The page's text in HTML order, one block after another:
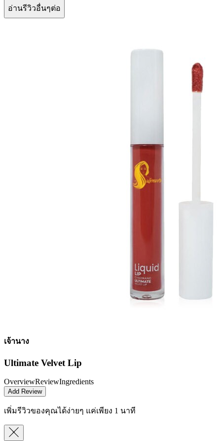
อ่านรีวิวอื่นๆต่อ
เจ้านาง
Ultimate Velvet Lip
OverviewReviewIngredients
Add Review
เพิ่มรีวิวของคุณได้ง่ายๆ แค่เพียง 1 นาที